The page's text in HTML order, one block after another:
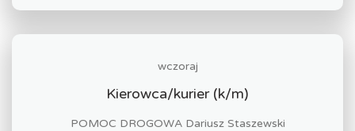
wczoraj
Kierowca/kurier (k/m)
POMOC DROGOWA Dariusz Staszewski